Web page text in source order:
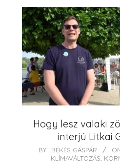
Hogy lesz valaki
interjú Litkai
2026-BY: BÉKÉS GÁSPÁR
KLÍMAVÁLTOZÁS